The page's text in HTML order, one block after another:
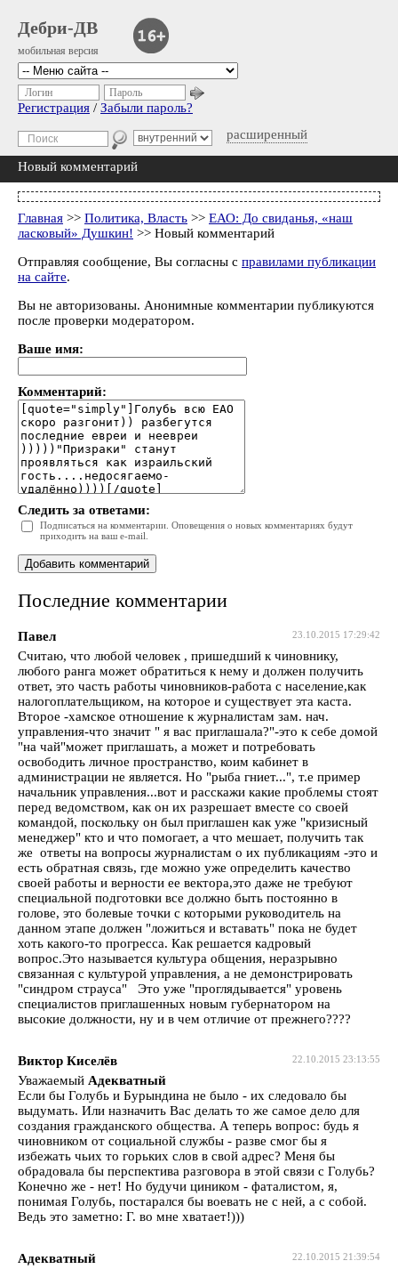
Дебри-ДВ
мобильная версия
расширенный
Логин Пароль
Регистрация / Забыли пароль?
Новый комментарий
Главная >> Политика, Власть >> ЕАО: До свиданья, «наш
ласковый» Душкин! >> Новый комментарий
Отправляя сообщение, Вы согласны с правилами публикации
на сайте.
Вы не авторизованы. Анонимные комментарии публикуются
после проверки модератором.
Ваше имя:
Комментарий:
Следить за ответами:
Подписаться на комментарии. Оповещения о новых комментариях будут
приходить на ваш e-mail.
Последние комментарии
23.10.2015 17:29:42
Павел
Считаю, что любой человек , пришедший к чиновнику,
любого ранга может обратиться к нему и должен получить
ответ, это часть работы чиновников-работа с население,как
налогоплательщиком, на которое и существует эта каста.
Второе -хамское отношение к журналистам зам. нач.
управления-что значит " я вас приглашала?"-это к себе домой
"на чай"может приглашать, а может и потребовать
освободить личное пространство, коим кабинет в
администрации не является. Но "рыба гниет...", т.е пример
начальник управления...вот и расскажи какие проблемы стоят
перед ведомством, как он их разрешает вместе со своей
командой, поскольку он был приглашен как уже "кризисный
менеджер" кто и что помогает, а что мешает, получить так
же ответы на вопросы журналистам о их публикациям -это и
есть обратная связь, где можно уже определить качество
своей работы и верности ее вектора,это даже не требуют
специальной подготовки все должно быть постоянно в
голове, это болевые точки с которыми руководитель на
данном этапе должен "ложиться и вставать" пока не будет
хоть какого-то прогресса. Как решается кадровый
вопрос.Это называется культура общения, неразрывно
связанная с культурой управления, а не демонстрировать
"синдром страуса" Это уже "проглядывается" уровень
специалистов приглашенных новым губернатором на
высокие должности, ну и в чем отличие от прежнего????
22.10.2015 23:13:55
Виктор Киселёв
Уважаемый Адекватный
Если бы Голубь и Бурындина не было - их следовало бы
выдумать. Или назначить Вас делать то же самое дело для
создания гражданского общества. А теперь вопрос: будь я
чиновником от социальной службы - разве смог бы я
избежать чьих то горьких слов в свой адрес? Меня бы
обрадовала бы перспектива разговора в этой связи с Голубь?
Конечно же - нет! Но будучи циником - фаталистом, я,
понимая Голубь, постарался бы воевать не с ней, а с собой.
Ведь это заметно: Г. во мне хватает!)))
22.10.2015 21:39:54
Адекватный